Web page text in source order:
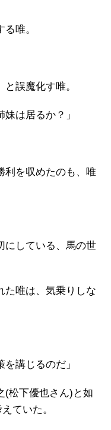
唯。
誤魔化す唯。
は居るか？」
利を収めたのも、唯
にしている、馬の世
た唯は、気乗りしな
講じるのだ」
(松下優也さん)と如
ていた。